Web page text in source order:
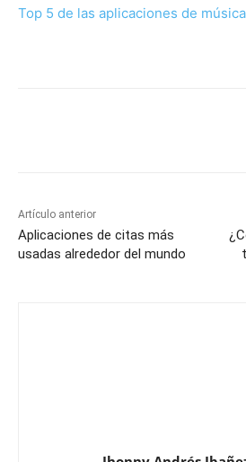
Top 5 de las aplicaciones de
Artículo anterior
Aplicaciones de citas más
usadas alrededor del mundo